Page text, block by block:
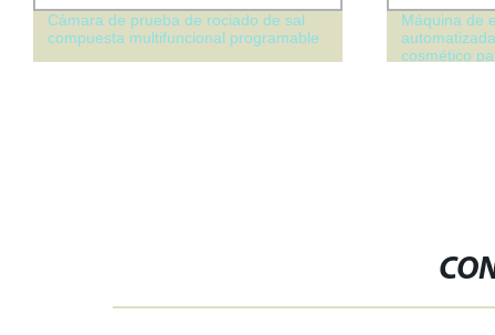
Cámara de prueba de rociado de sal
compuesta multifuncional programable
Máquina de
cosmético